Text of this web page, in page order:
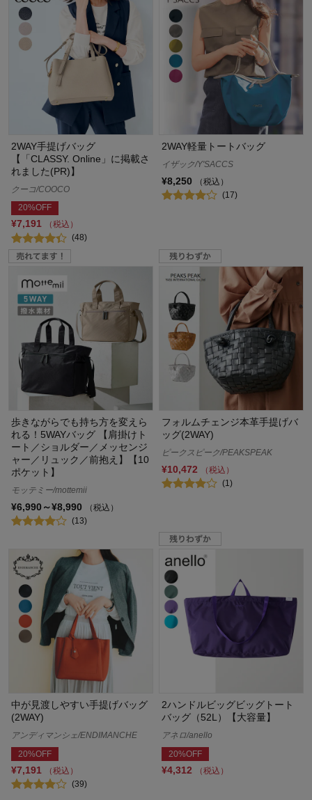
2WAY手提げバッグ
【「CLASSY. Online」に掲載さ
れました(PR)】
クーコ/COOCO
20%OFF
¥7,191
（税込）
(48)
2WAY軽量トートバッグ
イザック/Y'SACCS
¥8,250
（税込）
(17)
歩きながらでも持ち方を変えら
れる！5WAYバッグ 【肩掛けト
ート／ショルダー／メッセンジ
ャー／リュック／前抱え】【10
ポケット】
モッテミー/mottemii
¥6,990～¥8,990
（税込）
(13)
フォルムチェンジ本革手提げバ
ッグ(2WAY)
ピークスピーク/PEAKSPEAK
¥10,472
（税込）
(1)
中が見渡しやすい手提げバッグ
(2WAY)
アンディマンシェ/ENDIMANCHE
20%OFF
¥7,191
（税込）
(39)
2ハンドルビッグビッグトート
バッグ（52L）【大容量】
アネロ/anello
20%OFF
¥4,312 （税込）